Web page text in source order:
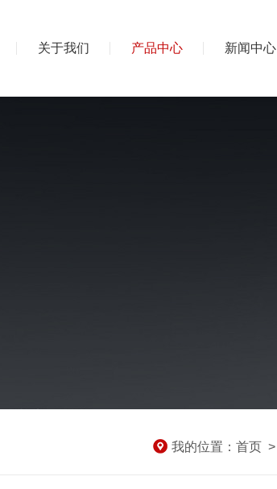
关于我们 产品中心 新闻中心
我的位置： 首页 >